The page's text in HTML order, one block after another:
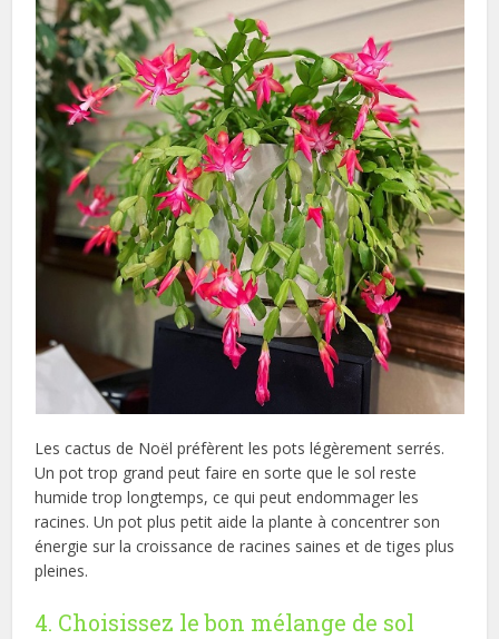
Les cactus de Noël préfèrent les pots légèrement serrés.
Un pot trop grand peut faire en sorte que le sol reste
humide trop longtemps, ce qui peut endommager les
racines. Un pot plus petit aide la plante à concentrer son
énergie sur la croissance de racines saines et de tiges plus
pleines.
4. Choisissez le bon mélange de sol